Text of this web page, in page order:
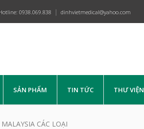
0938.069.838 dinhvietmedical@yahoo.com
SẢN PHẨM TIN TỨC THƯ VIỆN
CÁC LOẠI